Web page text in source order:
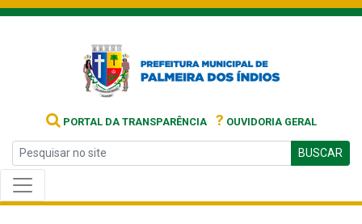
PORTAL DA TRANSPARÊNCIA ? OUVIDORIA GERAL
BUSCAR